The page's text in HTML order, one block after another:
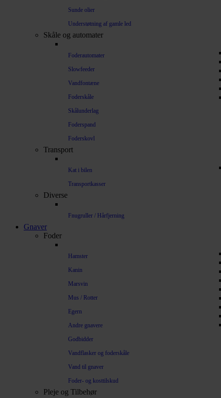
Sunde olier
Understøtning af gamle led
Skåle og automater
Foderautomater
Slowfeeder
Vandfontæne
Foderskåle
Skålunderlag
Foderspand
Foderskovl
Transport
Kat i bilen
Transportkasser
Diverse
Fnugruller / Hårfjerning
Gnaver
Foder
Hamster
Kanin
Marsvin
Mus / Rotter
Egern
Andre gnavere
Godbidder
Vandflasker og foderskåle
Vand til gnaver
Foder- og kosttilskud
Pleje og Tilbehør